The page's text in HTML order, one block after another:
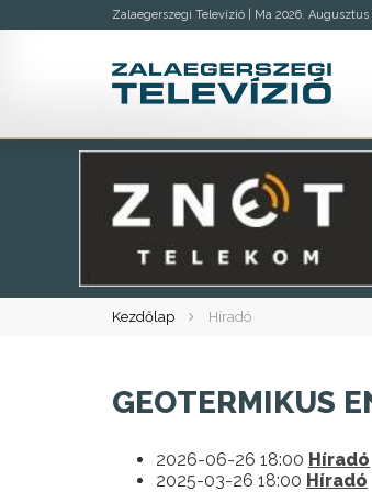
Zalaegerszegi Televízió | Ma 2026. Augusztus
Kezdőlap Híradó
GEOTERMIKUS
2026-06-26 18:00 Híradó
2025-03-26 18:00 Híradó